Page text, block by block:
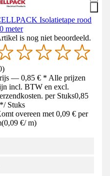
Isolatietape rood
meter
is nog niet beoordeeld.
)
— 0,85 € * Alle prijzen
incl. BTW en excl.
per Stuks0,85
*/ Stuks
overeen met 0,09 € per
(0,09 €/ m)